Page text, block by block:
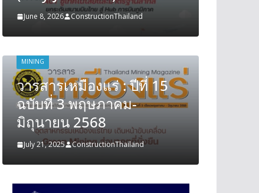
June 8, 2026 ConstructionThailand
MINING
วารสารเหมืองแร่ : ปีที่ 15
ฉบับที่ 3 พฤษภาคม-
มิถุนายน 2568
July 21, 2025 ConstructionThailand